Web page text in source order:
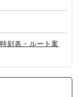
刻表・ルート案